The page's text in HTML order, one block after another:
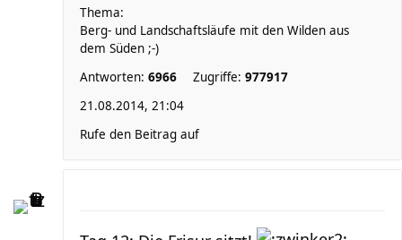
Thema:
Berg- und Landschaftsläufe mit den Wilden aus
dem Süden ;-)
Antworten: 6966 Zugriffe: 977917
21.08.2014, 21:04
Rufe den Beitrag auf